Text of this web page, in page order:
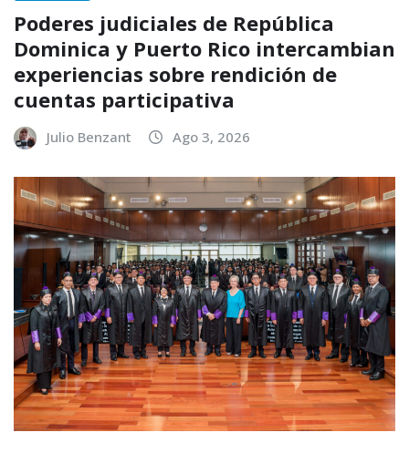
Poderes judiciales de República
Dominica y Puerto Rico intercambian
experiencias sobre rendición de
cuentas participativa
Julio Benzant Ago 3, 2026